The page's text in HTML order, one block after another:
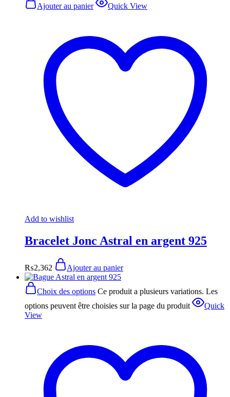
Ajouter au panier Quick View
Add to wishlist
Bracelet Jonc Astral en argent 925
₨2,362 Ajouter au panier
Choix des options Ce produit a plusieurs variations. Les
options peuvent être choisies sur la page du produit
Quick
View